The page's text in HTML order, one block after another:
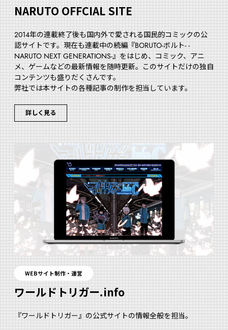
NARUTO OFFCIAL SITE
2014年の連載終了後も国内外で愛される国民的コミックの公
認サイトです。現在も連載中の続編『BORUTO-ボルト- -
NARUTO NEXT GENERATIONS-』をはじめ、コミック、アニ
メ、ゲームなどの最新情報を随時更新。このサイトだけの独自
コンテンツも盛りだくさんです。
弊社では本サイトの各種記事の制作を担当しています。
詳しく見る
WEBサイト制作・運営
ワールドトリガー.info
『ワールドトリガー』の公式サイトの情報全般を担当。